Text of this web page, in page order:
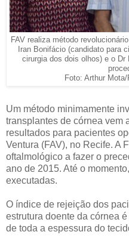
FAV realiza método
Iran Bonifácio (candidato para
cirurgia dos dois olhos) e o Dr
Foto: Arthur
Um método minimamente
transplantes de córnea vem
resultados para pacientes
Ventura (FAV), no Recife. A
oftalmológico a fazer o
ano de 2015. Até o
executadas.
O índice de rejeição dos
estrutura doente da córnea
de toda a espessura do